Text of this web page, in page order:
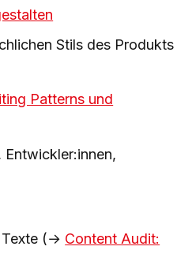
Stils des Produkts
Patterns und
Entwickler:innen,
Texte (→ Content Audit: